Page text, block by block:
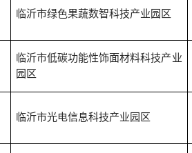
临沂市绿色果蔬数智科技产业园区
临沂市低碳功能性饰面材料科技产业
园区
临沂市光电信息科技产业园区